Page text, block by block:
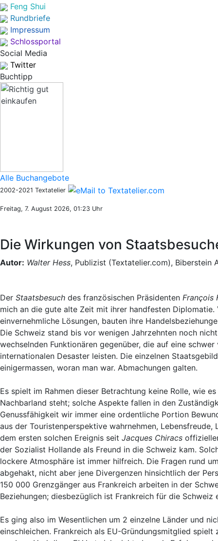
Feng Shui
Rundbriefe
Impressum
Schlossportal
Social Media
Twitter
Buchtipp
Alle Buchangebote
2002-2021 Textatelier
Freitag, 7. August 2026, 01:23 Uhr
Die Wirkungen von
Autor: Walter Hess, Publizist (Textatelier.com), Biberstein
Der Staatsbesuch des französischen Präsidenten François
mich an die gute alte Zeit mit ihrer handfesten
einvernehmliche Lösungen, bauten ihre
Die Schweiz stand bis vor wenigen Jahrzehnten noch
wechselnden Funktionären gegenüber, die auf eine
internationalen Desaster leisten. Die einzelnen
einigermassen, woran man war. Abmachungen galten.
Es spielt im Rahmen dieser Betrachtung keine Rolle, wie
Nachbarland steht; solche Aspekte fallen in den
Genussfähigkeit wir immer eine ordentliche Portion
aus der Touristenperspektive wahrnehmen,
dem ersten solchen Ereignis seit Jacques Chiracs
der Sozialist Hollande als Freund in die Schweiz kam.
lockere Atmosphäre ist immer hilfreich. Die Fragen rund
abgehakt, nicht aber jene Divergenzen hinsichtlich der
150 000 Grenzgänger aus Frankreich arbeiten in der
Beziehungen; diesbezüglich ist Frankreich für die
Es ging also im Wesentlichen um 2 einzelne Länder und
einschleichen. Frankreich als EU-Gründungsmitglied